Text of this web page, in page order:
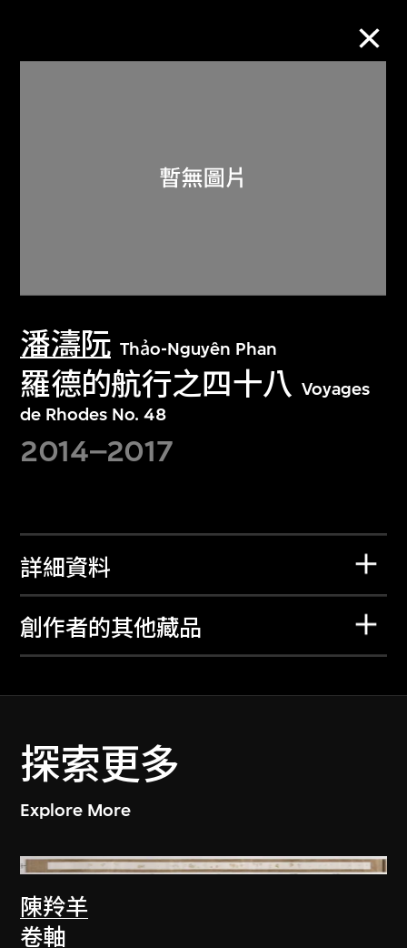
潘濤阮 Thảo-Nguyên Phan
羅德的航行之四十八 Voyages
de Rhodes No. 48
2014–2017
詳細資料
創作者的其他藏品
探索更多
Explore More
陳羚羊
卷軸
關於M+藏品
探索世界頂級的二十及二十一世紀視覺
文化藏品。